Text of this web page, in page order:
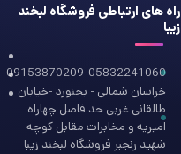
راه های ارتباطی فروشگاه لبخند
زیبا
09153870209-05832241060
خراسان شمالی - بجنورد -خیابان
طالقانی غربی حد فاصل چهاراه
امیریه و مخابرات مقابل کوچه
شهید رنجبر فروشگاه لبخند زیبا